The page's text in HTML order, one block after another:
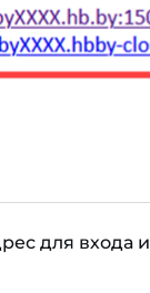
для входа